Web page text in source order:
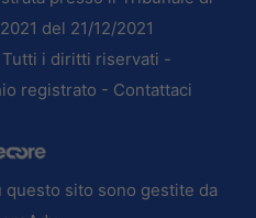
del 21/12/2021
i diritti riservati -
registrato - Contattaci
sito sono gestite da